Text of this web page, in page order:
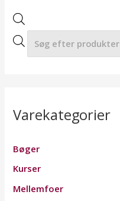
Varekategorier
Bøger
Kurser
Mellemfoer